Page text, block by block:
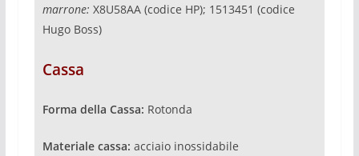
marrone: X8U58AA (codice HP); 1513451 (codice
Hugo Boss)
Cassa
Forma della Cassa: Rotonda
Materiale cassa: acciaio inossidabile